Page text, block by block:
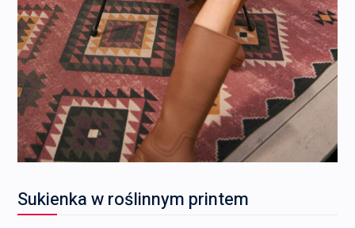
Sukienka w roślinnym printem